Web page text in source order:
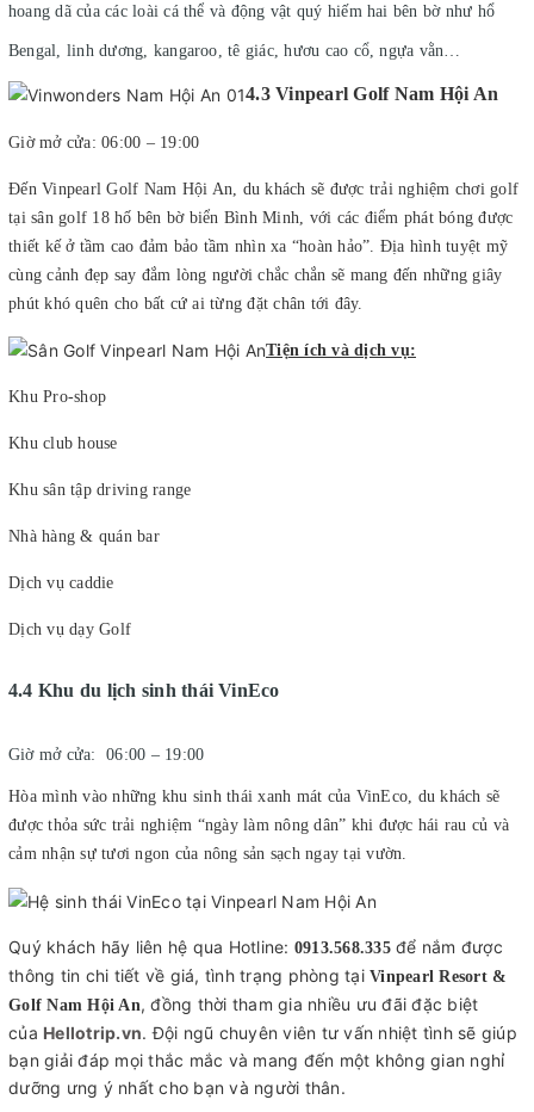
hoang dã của các loài cá thể và động vật quý hiếm hai bên bờ như hổ
Bengal, linh dương, kangaroo, tê giác, hươu cao cổ, ngựa vằn…
4.3 Vinpearl Golf Nam Hội An
Giờ mở cửa: 06:00 – 19:00
Đến Vinpearl Golf Nam Hội An, du khách sẽ được trải nghiệm chơi golf
tại sân golf 18 hố bên bờ biển Bình Minh, với các điểm phát bóng được
thiết kế ở tầm cao đảm bảo tầm nhìn xa “hoàn hảo”. Địa hình tuyệt mỹ
cùng cảnh đẹp say đắm lòng người chắc chắn sẽ mang đến những giây
phút khó quên cho bất cứ ai từng đặt chân tới đây.
Tiện ích và dịch vụ:
Khu Pro-shop
Khu club house
Khu sân tập driving range
Nhà hàng & quán bar
Dịch vụ caddie
Dịch vụ dạy Golf
4.4 Khu du lịch sinh thái VinEco
Giờ mở cửa: 06:00 – 19:00
Hòa mình vào những khu sinh thái xanh mát của VinEco, du khách sẽ
được thỏa sức trải nghiệm “ngày làm nông dân” khi được hái rau củ và
cảm nhận sự tươi ngon của nông sản sạch ngay tại vườn.
Quý khách hãy liên hệ qua Hotline: 0913.568.335để nắm được
thông tin chi tiết về giá, tình trạng phòng tại Vinpearl Resort &
Golf Nam Hội An,đồng thời tham gia nhiều ưu đãi đặc biệt
của Hellotrip.vn. Đội ngũ chuyên viên tư vấn nhiệt tình sẽ giúp
bạn giải đáp mọi thắc mắc và mang đến một không gian nghỉ
dưỡng ưng ý nhất cho bạn và người thân.